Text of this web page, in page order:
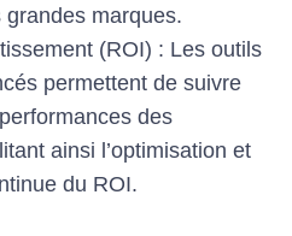
marques.
(ROI) : Les outils
permettent de suivre
des
ainsi l’optimisation et
du ROI.